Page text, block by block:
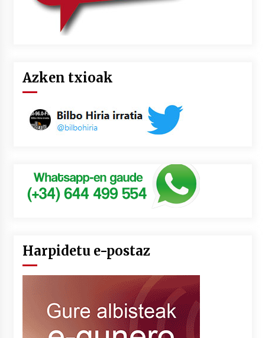
Azken txioak
Harpidetu e-postaz